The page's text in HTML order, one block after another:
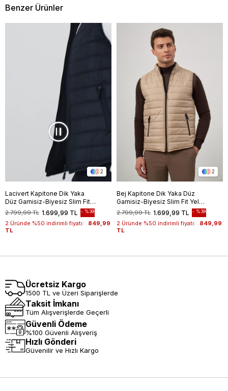
Benzer Ürünler
2
Lacivert Kapitone Dik Yaka
Düz Garnisiz-Biyesiz Slim Fit
Yelek 10092451501.699,99 TL
2.799,99 TL %39
2.Üründe %50 indirimli fiyatı:
849,99
TL
2
Bej Kapitone Dik Yaka Düz
Garnisiz-Biyesiz Slim Fit Yelek
1009245150 1.699,99 TL
2.799,99 TL %39
2.Üründe %50 indirimli fiyatı:
849,99
TL
Ücretsiz Kargo
1500 TL ve Üzeri Siparişlerde
Taksit İmkanı
Tüm Alışverişlerde Geçerli
Güvenli Ödeme
%100 Güvenli Alışveriş
Hızlı Gönderi
Güvenilir ve Hızlı Kargo